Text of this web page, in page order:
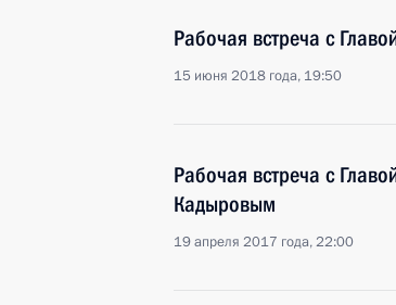
Рабочая встреча с
15 июня 2018 года, 19:50
Рабочая встреча с
Кадыровым
19 апреля 2017 года, 22:00